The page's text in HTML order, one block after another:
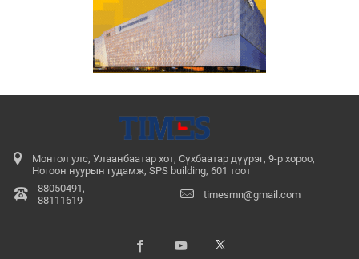
Монгол улс, Улаанбаатар хот, Сүхбаатар дүүрэг, 9-р хороо,
Ногоон нуурын гудамж, SPS building, 601 тоот
88050491,
88111619
timesmn@gmail.com